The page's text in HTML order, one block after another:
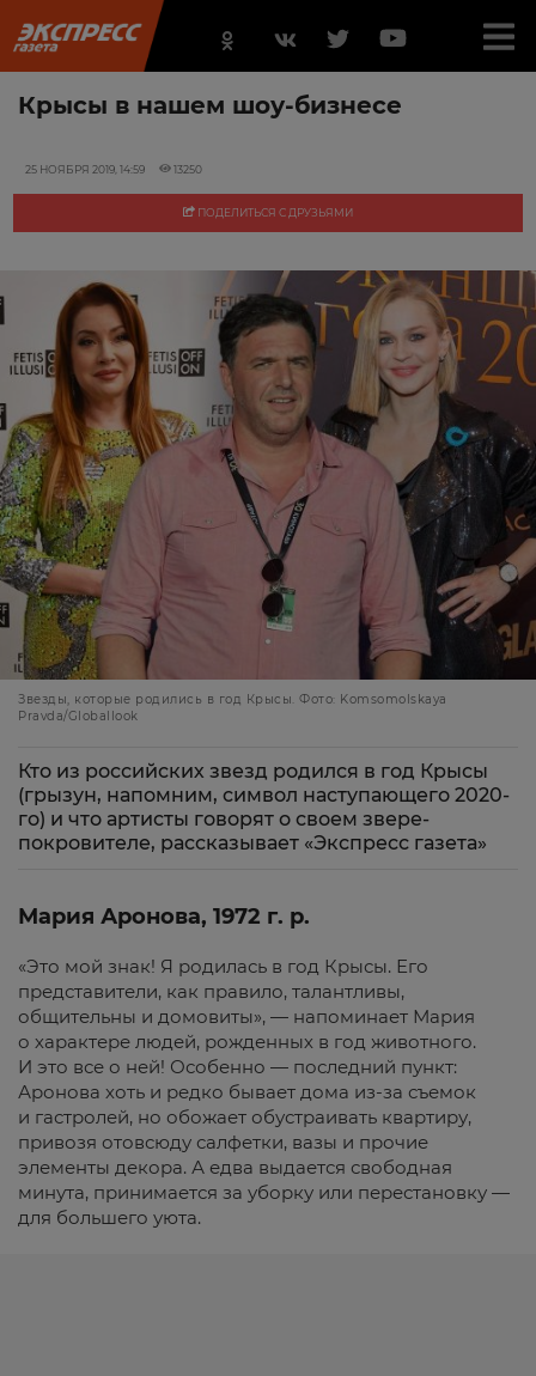
Крысы в нашем шоу-бизнесе
25 НОЯБРЯ 2019, 14:59 13250
ПОДЕЛИТЬСЯ С ДРУЗЬЯМИ
Звезды, которые родились в год Крысы. Фото: Komsomolskaya
Pravda/Globallook
Кто из российских звезд родился в год Крысы
(грызун, напомним, символ наступающего 2020-
го) и что артисты говорят о своем звере-
покровителе, рассказывает «Экспресс газета»
Мария Аронова, 1972 г. р.
«Это мой знак! Я родилась в год Крысы. Его
представители, как правило, талантливы,
общительны и домовиты», — напоминает Мария
о характере людей, рожденных в год животного.
И это все о ней! Особенно — последний пункт:
Аронова хоть и редко бывает дома из-за съемок
и гастролей, но обожает обустраивать квартиру,
привозя отовсюду салфетки, вазы и прочие
элементы декора. А едва выдается свободная
минута, принимается за уборку или перестановку —
для большего уюта.